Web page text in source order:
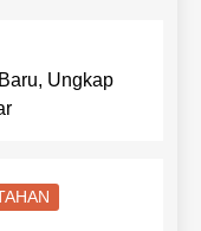
Ungkap